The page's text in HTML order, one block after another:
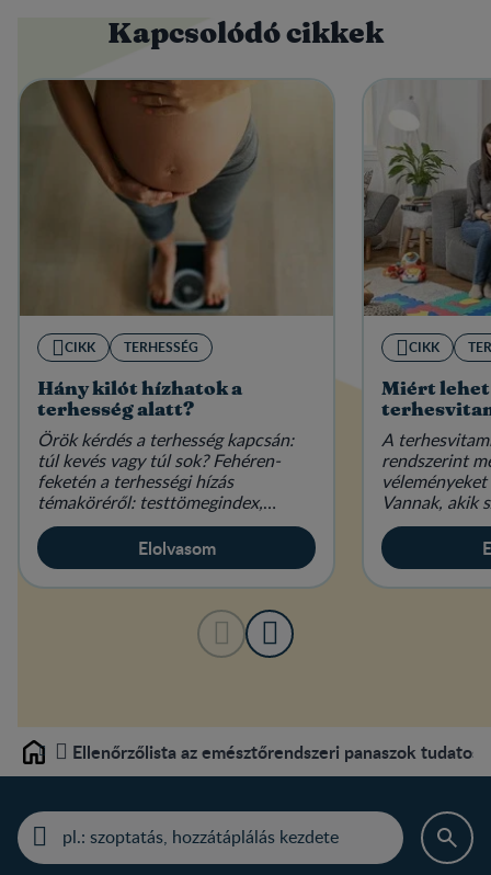
Kapcsolódó cikkek
CIKK TERHESSÉG
Hány kilót hízhatok a
terhesség alatt?
Örök kérdés a terhesség kapcsán:
túl kevés vagy túl sok? Fehéren-
feketén a terhességi hízás
témaköréről: testtömegindex,
étkezés és életmód várandósan.
Elolvasom
CIKK
Miért lehet
A
rendszerint
Vannak, akik
mások hallani
Home Ellenőrzőlista az emésztőrendszeri panaszok tudatos